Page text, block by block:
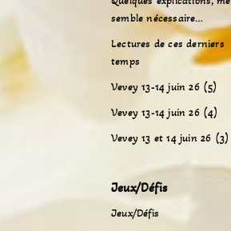
semble nécessaire…
Lectures de ces derniers
temps
Vevey 13-14 juin 26 (5)
Vevey 13-14 juin 26 (4)
Vevey 13 et 14 juin 26 (3)
Jeux/Défis
Jeux/Défis